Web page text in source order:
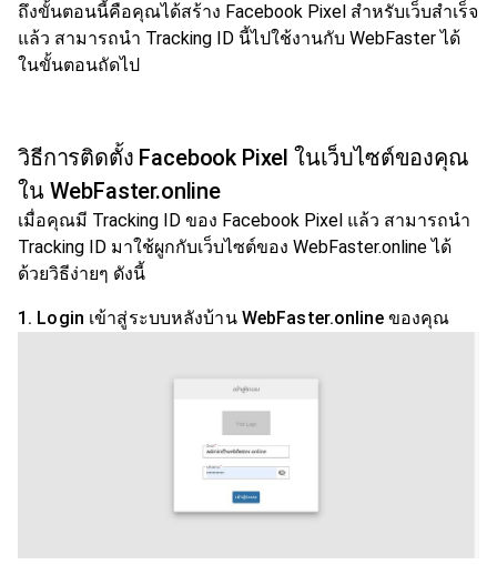
ถึงขั้นตอนนี้คือคุณได้สร้าง Facebook Pixel สำหรับเว็บสำเร็จ
แล้ว สามารถนำ Tracking ID นี้ไปใช้งานกับ WebFaster ได้
ในขั้นตอนถัดไป
วิธีการติดตั้ง Facebook Pixel ในเว็บไซต์ของคุณ
ใน WebFaster.online
เมื่อคุณมี Tracking ID ของ Facebook Pixel แล้ว สามารถนำ
Tracking ID มาใช้ผูกกับเว็บไซต์ของ WebFaster.online ได้
ด้วยวิธีง่ายๆ ดังนี้
1. Login เข้าสู่ระบบหลังบ้าน WebFaster.online ของคุณ